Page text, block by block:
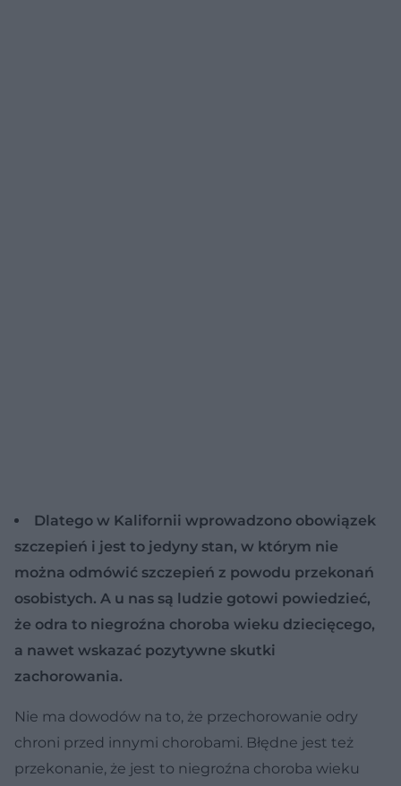
Dlatego w Kalifornii wprowadzono obowiązek
szczepień i jest to jedyny stan, w którym nie
można odmówić szczepień z powodu przekonań
osobistych. A u nas są ludzie gotowi powiedzieć,
że odra to niegroźna choroba wieku dziecięcego,
a nawet wskazać pozytywne skutki
zachorowania.
Nie ma dowodów na to, że przechorowanie odry
chroni przed innymi chorobami. Błędne jest też
przekonanie, że jest to niegroźna choroba wieku